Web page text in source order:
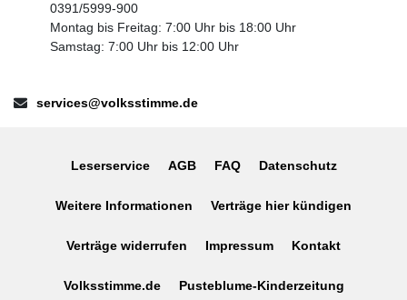
0391/5999-900
Montag bis Freitag: 7:00 Uhr bis 18:00 Uhr
Samstag: 7:00 Uhr bis 12:00 Uhr
E-Mail:services@volksstimme.de
Leserservice AGB FAQ Datenschutz
Weitere Informationen Verträge hier kündigen
Verträge widerrufen Impressum Kontakt
Volksstimme.de Pusteblume-Kinderzeitung